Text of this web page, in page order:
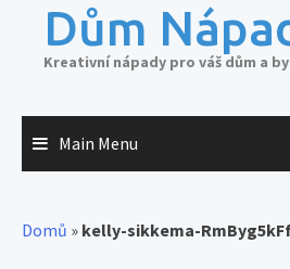
Dům
Kreativní nápady pro váš dům a
Main Menu
Domů » kelly-sikkema-